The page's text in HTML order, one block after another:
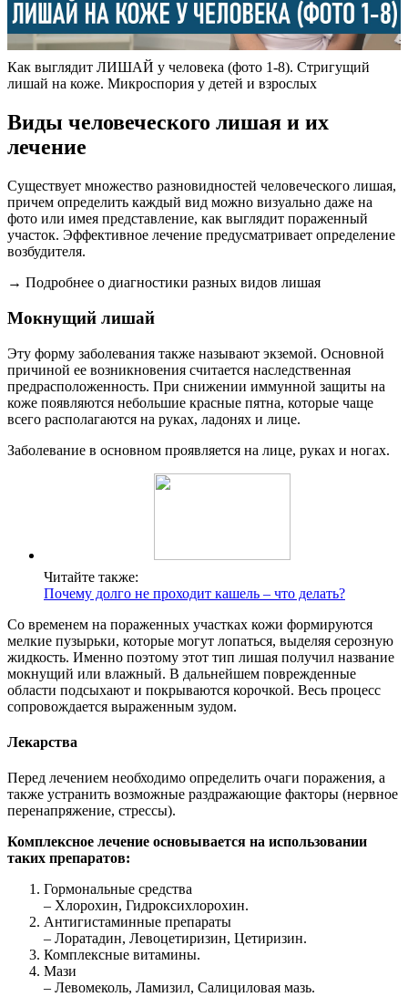
Как выглядит ЛИШАЙ у человека (фото 1-8). Стригущий
лишай на коже. Микроспория у детей и взрослых
Виды человеческого лишая и их
лечение
Существует множество разновидностей человеческого лишая,
причем определить каждый вид можно визуально даже на
фото или имея представление, как выглядит пораженный
участок. Эффективное лечение предусматривает определение
возбудителя.
→ Подробнее о диагностики разных видов лишая
Мокнущий лишай
Эту форму заболевания также называют экземой. Основной
причиной ее возникновения считается наследственная
предрасположенность. При снижении иммунной защиты на
коже появляются небольшие красные пятна, которые чаще
всего располагаются на руках, ладонях и лице.
Заболевание в основном проявляется на лице, руках и ногах.
Читайте также:
Почему долго не проходит кашель – что делать?
Со временем на пораженных участках кожи формируются
мелкие пузырьки, которые могут лопаться, выделяя серозную
жидкость. Именно поэтому этот тип лишая получил название
мокнущий или влажный. В дальнейшем поврежденные
области подсыхают и покрываются корочкой. Весь процесс
сопровождается выраженным зудом.
Лекарства
Перед лечением необходимо определить очаги поражения, а
также устранить возможные раздражающие факторы (нервное
перенапряжение, стрессы).
Комплексное лечение основывается на использовании
таких препаратов:
Гормональные средства
– Хлорохин, Гидроксихлорохин.
Антигистаминные препараты
– Лоратадин, Левоцетиризин, Цетиризин.
Комплексные витамины.
Мази
– Левомеколь, Ламизил, Салициловая мазь.